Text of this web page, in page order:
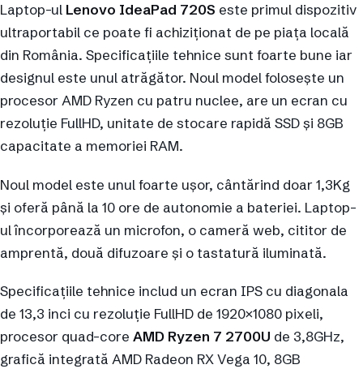
Laptop-ul Lenovo IdeaPad 720S este primul dispozitiv
ultraportabil ce poate fi achiziționat de pe piața locală
din România. Specificațiile tehnice sunt foarte bune iar
designul este unul atrăgător. Noul model folosește un
procesor AMD Ryzen cu patru nuclee, are un ecran cu
rezoluție FullHD, unitate de stocare rapidă SSD și 8GB
capacitate a memoriei RAM.
Noul model este unul foarte ușor, cântărind doar 1,3Kg
și oferă până la 10 ore de autonomie a bateriei. Laptop-
ul încorporează un microfon, o cameră web, cititor de
amprentă, două difuzoare și o tastatură iluminată.
Specificațiile tehnice includ un ecran IPS cu diagonala
de 13,3 inci cu rezoluție FullHD de 1920×1080 pixeli,
procesor quad-core AMD Ryzen 7 2700U de 3,8GHz,
grafică integrată AMD Radeon RX Vega 10, 8GB